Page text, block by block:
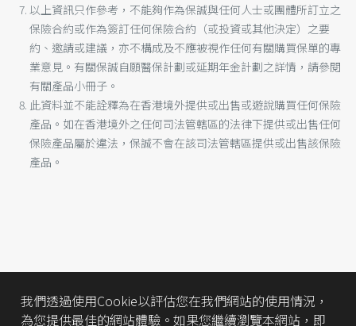
以上資訊只作參考，不能夠作為保誠與任何人士或團體所訂立之
保險合約或作為簽訂任何保險合約（或投資或其他決定）之要
約、邀請或建議，亦不構成及不應被視作任何有關購買保單的專
業意見。有關保誠自願醫保計劃或延期年金計劃之詳情，請參閱
有關產品小冊子。
此資料並不能詮釋為在香港境外提供或出售或遊說購買任何保險
產品。如在香港境外之任何司法管轄區的法律下提供或出售任何
保險產品屬於違法，保誠不會在該司法管轄區提供或出售該保險
產品。
我們透過使用Cookie以評估您在我們網站的使用情況，
為您提供最佳的網站體驗。如果您繼續瀏覽本網站，即